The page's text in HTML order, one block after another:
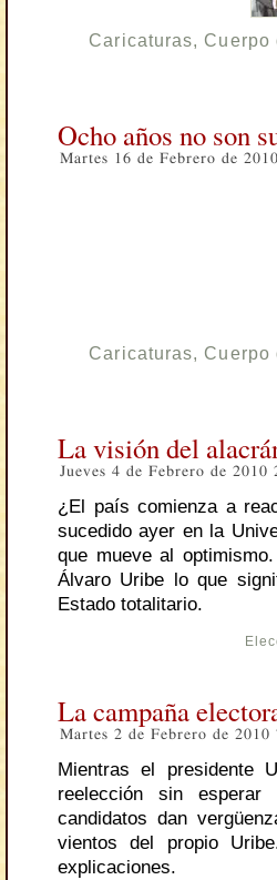
Caricaturas, Cuerpo
Ocho años no son
Martes 16 de Febrero de
Caricaturas, Cuerpo
La visión del
Jueves 4 de Febrero de 2010
¿El país comienza a
sucedido ayer en la
que mueve al
Álvaro Uribe lo que
Estado totalitario.
La campaña
Martes 2 de Febrero de 2010
Mientras el presidente
reelección sin esperar
candidatos dan
vientos del propio
explicaciones.